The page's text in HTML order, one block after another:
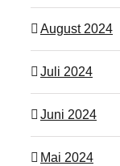
August 2024
Juli 2024
Juni 2024
Mai 2024